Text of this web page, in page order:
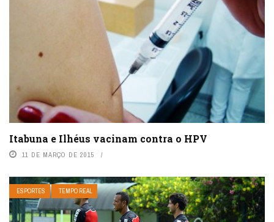
Itabuna e Ilhéus vacinam contra o HPV
11 DE MARÇO DE 2015
ESPORTES TEMPO REAL